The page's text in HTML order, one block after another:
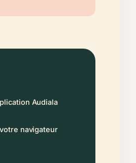
Audiala
navigateur